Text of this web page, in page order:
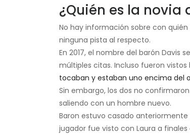
¿Quién es la novia
No hay información sobre con quién
ninguna pista al respecto.
En 2017, el nombre del barón Davis
múltiples citas. Incluso fueron vistos
tocaban y estaban uno encima del
Sin embargo, los dos no
saliendo con un hombre nuevo.
Baron estuvo casado anteriormente
jugador fue visto con Laura a finales